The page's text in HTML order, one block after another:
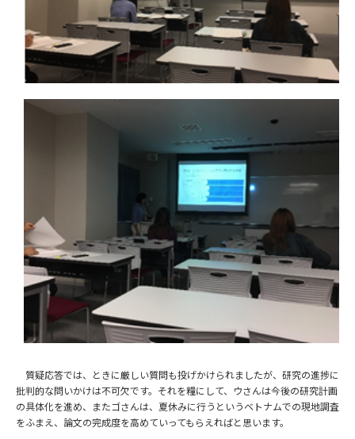
質疑応答では、ときに厳しい質問も投げかけられましたが、研究の進捗に
批判的な問いかけは不可欠です。それを糧にして、ウさんは今後の研究計画
の具体化を進め、またゴさんは、夏休みに行うというベトナムでの現地調査
をふまえ、論文の完成度を高めていってもらえればと思います。